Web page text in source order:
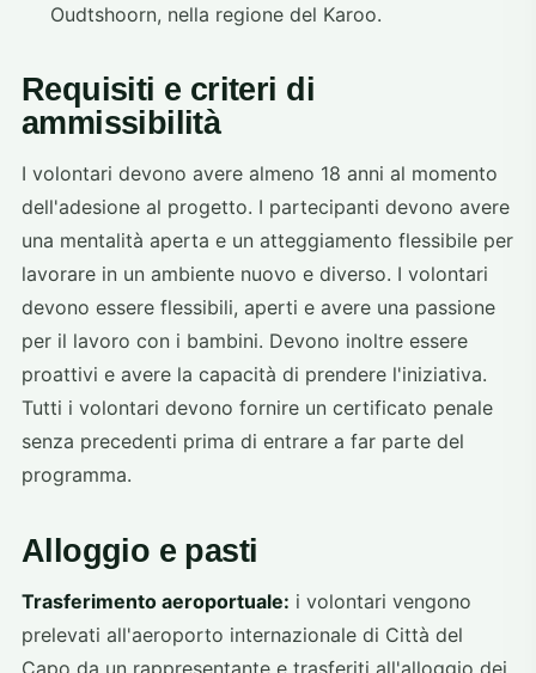
Oudtshoorn, nella regione del Karoo.
Requisiti e criteri di
ammissibilità
I volontari devono avere almeno 18 anni al momento
dell'adesione al progetto. I partecipanti devono avere
una mentalità aperta e un atteggiamento flessibile per
lavorare in un ambiente nuovo e diverso. I volontari
devono essere flessibili, aperti e avere una passione
per il lavoro con i bambini. Devono inoltre essere
proattivi e avere la capacità di prendere l'iniziativa.
Tutti i volontari devono fornire un certificato penale
senza precedenti prima di entrare a far parte del
programma.
Alloggio e pasti
Trasferimento aeroportuale: i volontari vengono
prelevati all'aeroporto internazionale di Città del
Capo da un rappresentante e trasferiti all'alloggio dei